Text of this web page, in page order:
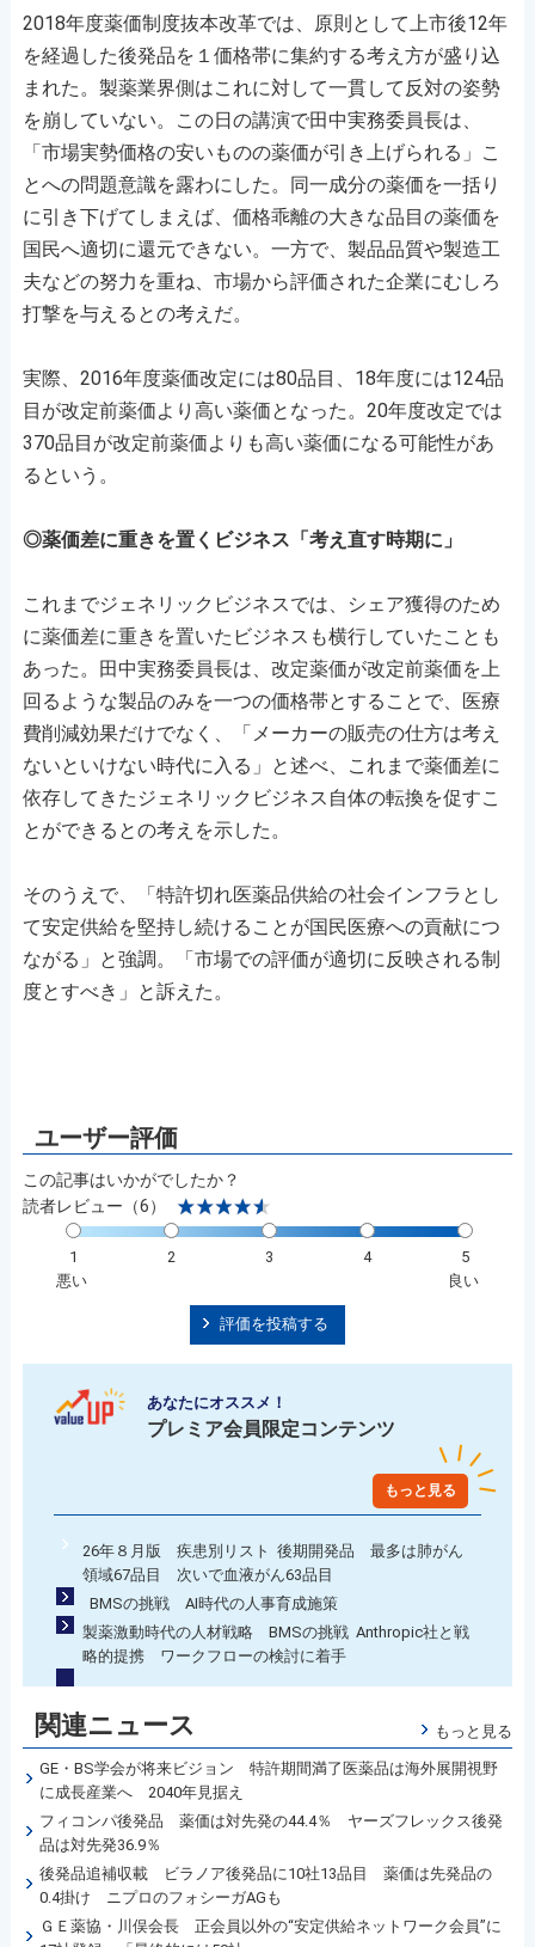
2018年度薬価制度抜本改革では、原則として上市後12年
を経過した後発品を１価格帯に集約する考え方が盛り込
まれた。製薬業界側はこれに対して一貫して反対の姿勢
を崩していない。この日の講演で田中実務委員長は、
「市場実勢価格の安いものの薬価が引き上げられる」こ
とへの問題意識を露わにした。同一成分の薬価を一括り
に引き下げてしまえば、価格乖離の大きな品目の薬価を
国民へ適切に還元できない。一方で、製品品質や製造工
夫などの努力を重ね、市場から評価された企業にむしろ
打撃を与えるとの考えだ。
実際、2016年度薬価改定には80品目、18年度には124品
目が改定前薬価より高い薬価となった。20年度改定では
370品目が改定前薬価よりも高い薬価になる可能性があ
るという。
◎薬価差に重きを置くビジネス「考え直す時期に」
これまでジェネリックビジネスでは、シェア獲得のため
に薬価差に重きを置いたビジネスも横行していたことも
あった。田中実務委員長は、改定薬価が改定前薬価を上
回るような製品のみを一つの価格帯とすることで、医療
費削減効果だけでなく、「メーカーの販売の仕方は考え
ないといけない時代に入る」と述べ、これまで薬価差に
依存してきたジェネリックビジネス自体の転換を促すこ
とができるとの考えを示した。
そのうえで、「特許切れ医薬品供給の社会インフラとし
て安定供給を堅持し続けることが国民医療への貢献につ
ながる」と強調。「市場での評価が適切に反映される制
度とすべき」と訴えた。
この記事はいかがでしたか？
読者レビュー（6）
1 2 3 4
5
悪い
良い
評価を投稿する
あなたにオススメ！
プレミア会員限定コンテンツ
もっと見る
26年８月版 疾患別リスト 後期開発品 最多は肺がん
領域67品目 次いで血液がん63品目
BMSの挑戦 AI時代の人事育成施策
製薬激動時代の人材戦略 BMSの挑戦 Anthropic社と戦
略的提携 ワークフローの検討に着手
関連ニュース もっと見る
GE・BS学会が将来ビジョン 特許期間満了医薬品は海外展開視野
に成長産業へ 2040年見据え
フィコンパ後発品 薬価は対先発の44.4％ ヤーズフレックス後発
品は対先発36.9％
後発品追補収載 ビラノア後発品に10社13品目 薬価は先発品の
0.4掛け ニプロのフォシーガAGも
ＧＥ薬協・川俣会長 正会員以外の“安定供給ネットワーク会員”に